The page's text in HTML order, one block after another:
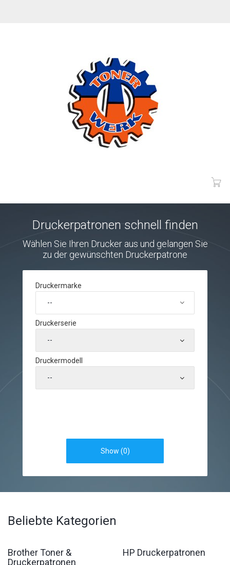
Druckerpatronen schnell finden
Wählen Sie Ihren Drucker aus und gelangen Sie
zu der gewünschten Druckerpatrone
Druckermarke
--
Druckerserie
--
Druckermodell
--
Show (0)
Beliebte Kategorien
Brother Toner &
Druckerpatronen
HP Druckerpatronen